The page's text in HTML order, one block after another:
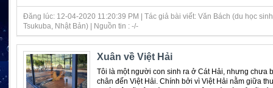
Đăng lúc: 12-04-2020 11:20:39 PM | Tác giả bài viết: Văn Bách (du học
Tsukuba, Nhật Bản) | Nguồn tin : -/-
Xuân về Việt Hải
Tôi là một người con sinh ra ở Cát Hải, nhưng chưa
chân đến Việt Hải. Chính bởi vì Việt Hải nằm giữa